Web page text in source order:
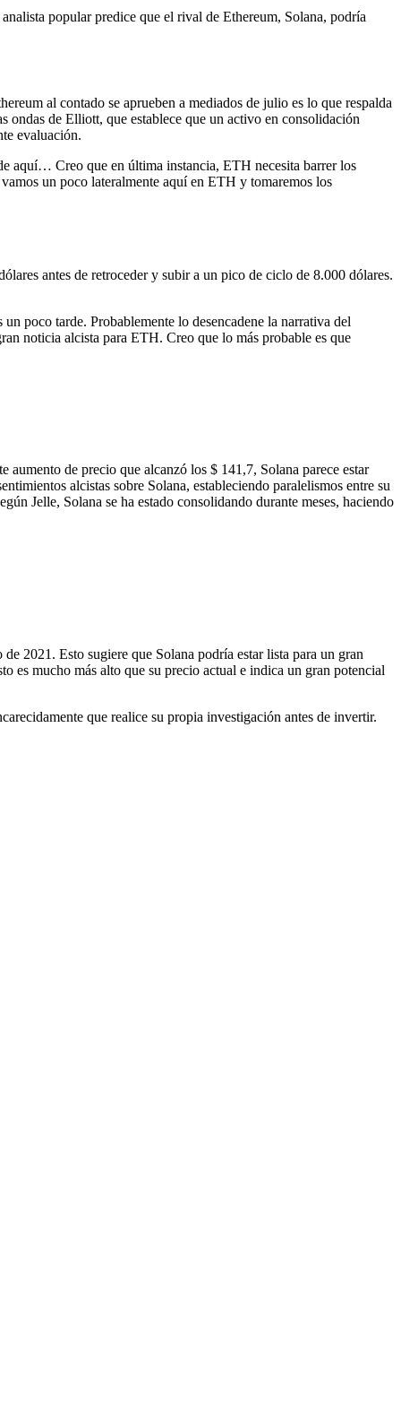
popular predice que el rival de Ethereum, Solana, podría
al contado se aprueben a mediados de julio es lo que respalda
de Elliott, que establece que un activo en consolidación
evaluación.
aquí… Creo que en última instancia, ETH necesita barrer los
un poco lateralmente aquí en ETH y tomaremos los
antes de retroceder y subir a un pico de ciclo de 8.000 dólares.
poco tarde. Probablemente lo desencadene la narrativa del
noticia alcista para ETH. Creo que lo más probable es que
aumento de precio que alcanzó los $ 141,7, Solana parece estar
alcistas sobre Solana, estableciendo paralelismos entre su
Jelle, Solana se ha estado consolidando durante meses, haciendo
2021. Esto sugiere que Solana podría estar lista para un gran
es mucho más alto que su precio actual e indica un gran potencial
que realice su propia investigación antes de invertir.